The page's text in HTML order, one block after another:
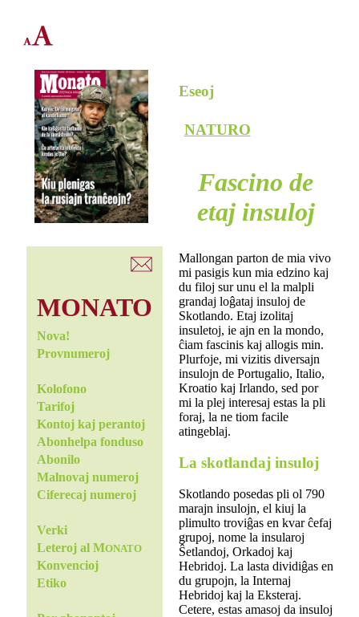
MONATO
Nova!
Provnumeroj
Kolofono
Tarifoj
Kontoj kaj perantoj
Abonhelpa fonduso
Abonilo
Malnovaj numeroj
Ciferecaj numeroj
Verki
Leteroj al MONATO
Konvencioj
Etiko
Eseoj
NATURO
Fascino de
etaj insuloj
Mallongan parton de mia vivo
mi pasigis kun mia edzino kaj
du filoj sur unu el la malpli
grandaj loĝataj insuloj de
Skotlando. Etaj izolitaj
insuletoj, ie ajn en la mondo,
ĉiam fascinis kaj allogis min.
Plurfoje, mi vizitis diversajn
insulojn de Portugalio, Italio,
Kroatio kaj Irlando, sed por
mi la plej interesaj estas la pli
foraj, la ne tiom facile
atingeblaj.
La skotlandaj insuloj
Skotlando posedas pli ol 790
marajn insulojn, el kiuj la
plimulto troviĝas en kvar ĉefaj
grupoj, nome la insularoj
Ŝetlandoj, Orkadoj kaj
Hebridoj. La lasta dividiĝas en
du grupojn, la Internaj
Hebridoj kaj la Eksteraj.
Cetere, estas amasoj da insuloj